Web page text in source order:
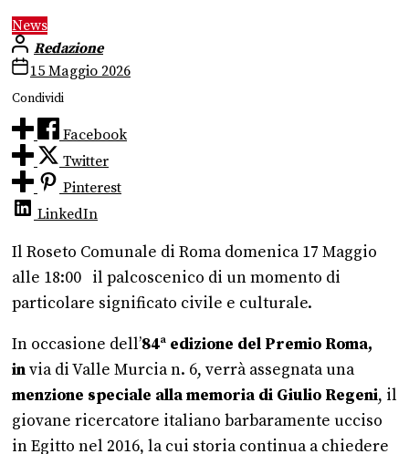
News
Redazione
15 Maggio 2026
Condividi
Facebook
Twitter
Pinterest
LinkedIn
Il Roseto Comunale di Roma domenica 17 Maggio
alle 18:00 il palcoscenico di un momento di
particolare significato civile e culturale.
In occasione dell’84ª edizione del Premio Roma,
invia di Valle Murcia n. 6, verrà assegnata una
menzione speciale alla memoria di Giulio Regeni, il
giovane ricercatore italiano barbaramente ucciso
in Egitto nel 2016, la cui storia continua a chiedere